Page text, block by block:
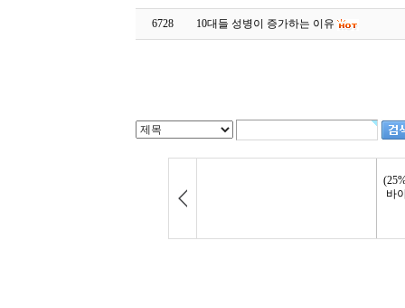
6728 10대들 성병이 증가하는 이유